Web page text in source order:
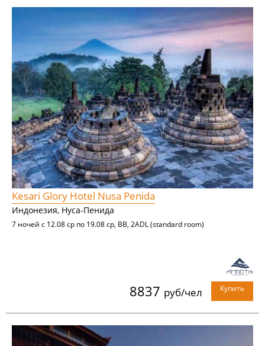
Kesari Glory Hotel Nusa Penida
Индонезия, Нуса-Пенида
7 ночей с 12.08 ср по 19.08 ср, BB, 2ADL (standard room)
8837 руб/чел Купить